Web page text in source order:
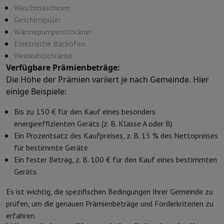
KuechenzubehoerManik und Küchenhandschuhe
Küchenutensilien
GebaeckutensilienMuscheln
TischkulturBesteckGläser
GetränkezubehörKaffee & Tee
TischdekorationTischset
AufbewahrenBrotkästenMülleimer
Pflege & Gesundheit
HaarpflegeHaarglätter HaartrocknerLockenstab
BeautyGesichtspflegeSpiegelBeauty-Accessoires
Rasur HaarschneidemaschineElektrischer RasiererBodygrooming
HaarentfernungLadyshave
MassageMassage der FüßeMassage des RückensNacken- und
WellnessPersonenwaage
Telefonie & Navigation
SmartphonesAlle SmartphonesApple iPhoneiPhone 17iPhone Air
Generalüberholte SmartphonesGeneralüberholte Smartphones
Verbundene Uhren
Smartwatch Apple Watch Samsung Galaxy
Waschmaschinen
Geschirrspüler
Wärmepumpentrockner
Elektrische Backöfen
Weinkühlschränke
Verfügbare Prämienbeträge:
Die Höhe der Prämien variiert je nach Gemeinde. Hier
einige Beispiele:
Bis zu 150 € für den Kauf eines besonders
energieeffizienten Geräts (z. B. Klasse A oder B)
Ein Prozentsatz des Kaufpreises, z. B. 15 % des Nettopreises
für bestimmte Geräte
Ein fester Betrag, z. B. 100 € für den Kauf eines bestimmten
Geräts
Es ist wichtig, die spezifischen Bedingungen Ihrer Gemeinde zu
prüfen, um die genauen Prämienbeträge und Förderkriterien zu
erfahren.